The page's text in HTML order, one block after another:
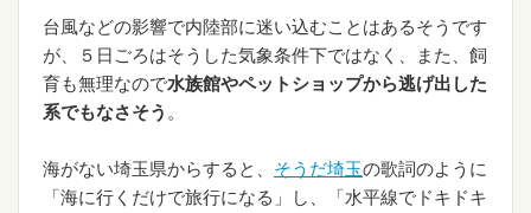
台風などの影響で内陸部に迷い込むことはあるそうです
が、５日ごろはそうした気象条件下ではなく、また、飼
育も無理なので水族館やペットショップから逃げ出した
系でもなさそう 。
海がない埼玉県からすると、 そうだ埼玉の歌詞のように
「海に行くだけで旅行になる」し、「水平線でドキドキ